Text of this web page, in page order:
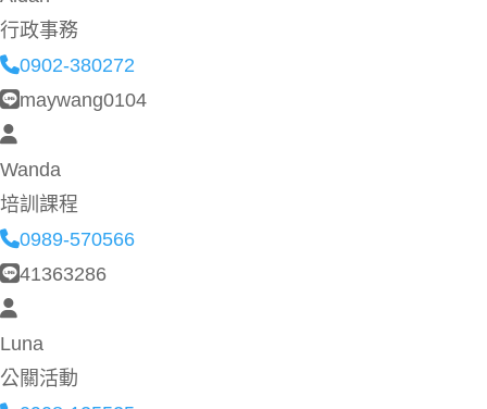
行政事務
0902-380272
maywang0104
Wanda
培訓課程
0989-570566
41363286
Luna
公關活動